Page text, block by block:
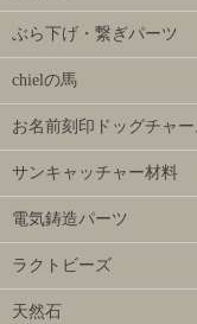
ぶら下げ・繋ぎパーツ
chielの馬
お名前刻印ドッグチャー
サンキャッチャー材料
電気鋳造パーツ
ラクトビーズ
天然石